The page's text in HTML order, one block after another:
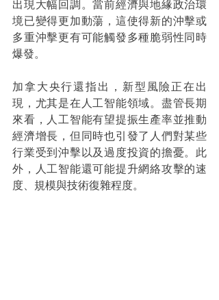
出現大幅回調。當前經濟與地緣政治環
境已變得更加動蕩，這使得新的沖擊或
多重沖擊更有可能觸發多種脆弱性同時
爆發。
加拿大央行還指出，新型風險正在出
現，尤其是在人工智能領域。盡管長期
來看，人工智能有望提振生產率並推動
經濟增長，但同時也引發了人們對某些
行業受到沖擊以及過度投資的擔憂。此
外，人工智能還可能提升網絡攻擊的速
度、規模與技術復雜程度。